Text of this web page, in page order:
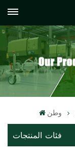
059122071372
وطن
فئات المنتجات